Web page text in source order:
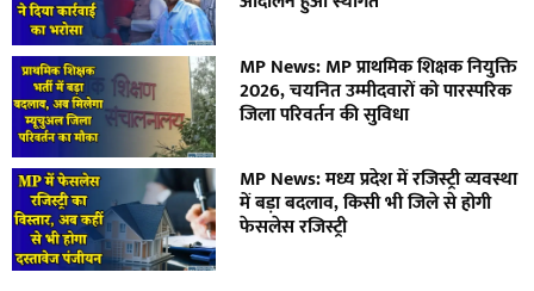
MP News: MP प्राथमिक शिक्षक नियुक्ति
2026, चयनित उम्मीदवारों को पारस्परिक
जिला परिवर्तन की सुविधा
MP News: मध्य प्रदेश में रजिस्ट्री व्यवस्था
में बड़ा बदलाव, किसी भी जिले से होगी
फेसलेस रजिस्ट्री